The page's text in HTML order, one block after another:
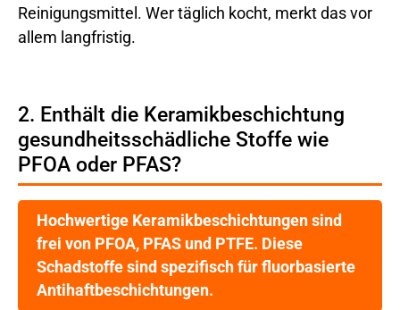
Reinigungsmittel. Wer täglich kocht, merkt das vor
allem langfristig.
2. Enthält die Keramikbeschichtung
gesundheitsschädliche Stoffe wie
PFOA oder PFAS?
Hochwertige Keramikbeschichtungen sind
frei von PFOA, PFAS und PTFE. Diese
Schadstoffe sind spezifisch für fluorbasierte
Antihaftbeschichtungen.